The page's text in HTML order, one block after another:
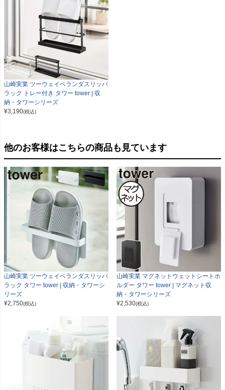
山崎実業 ツーウェイベランダスリッパ
ラック トレー付き タワー tower | 収
納・タワーシリーズ
¥3,190(税込)
他のお客様はこちらの商品も見ています
山崎実業 ツーウェイベランダスリッパ
ラック タワー tower | 収納・タワーシ
リーズ
¥2,750(税込)
山崎実業 マグネットウェットシートホ
ルダー タワー tower | マグネット収
納・タワーシリーズ
¥2,530(税込)